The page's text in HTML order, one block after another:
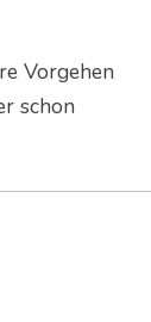
Vorgehen
schon